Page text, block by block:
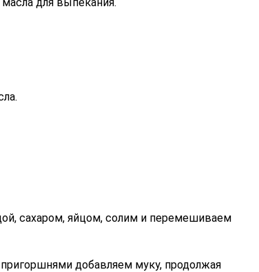
сахаром, яйцом, солим и перемешиваем
добавляем муку, продолжая